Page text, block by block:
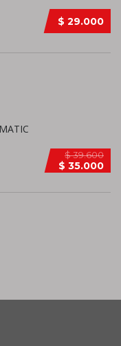
$ 29.000
$ 39.600
$ 35.000